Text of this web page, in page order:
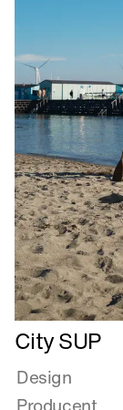
Læs
mere
om
City
City SUP
Design